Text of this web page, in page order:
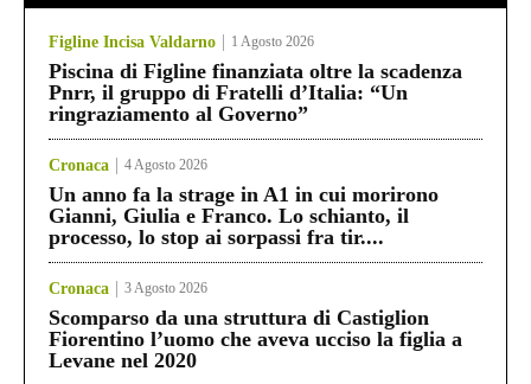
Figline Incisa Valdarno 1 Agosto 2026
Piscina di Figline finanziata oltre la scadenza
Pnrr, il gruppo di Fratelli d’Italia: “Un
ringraziamento al Governo”
Cronaca 4 Agosto 2026
Un anno fa la strage in A1 in cui morirono
Gianni, Giulia e Franco. Lo schianto, il
processo, lo stop ai sorpassi fra tir....
Cronaca 3 Agosto 2026
Scomparso da una struttura di Castiglion
Fiorentino l’uomo che aveva ucciso la figlia a
Levane nel 2020